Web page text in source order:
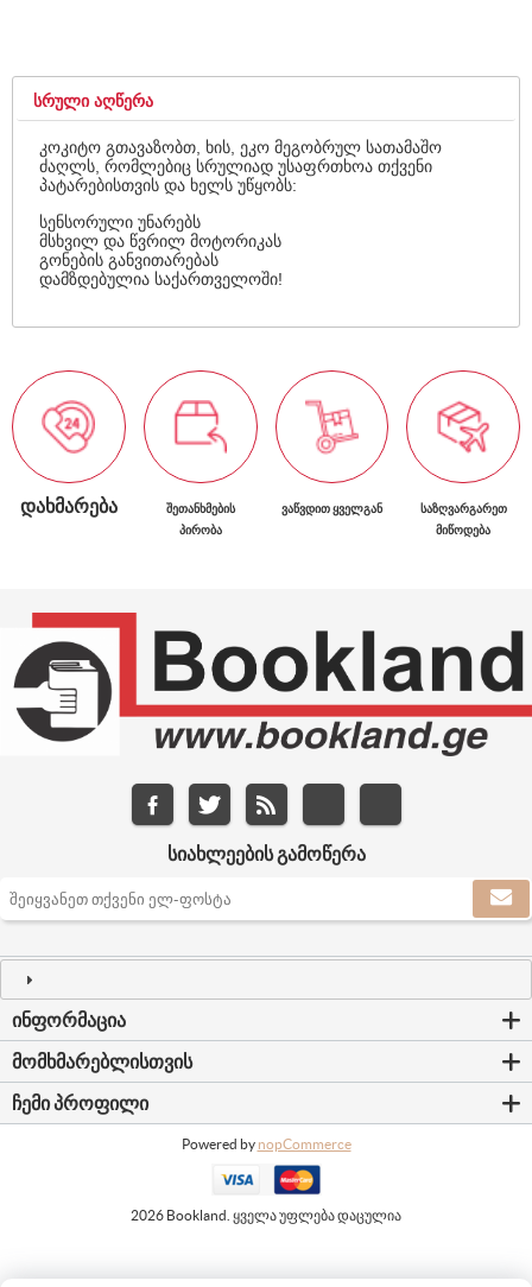
ᲡᲠᲣᲚᲘ ᲐᲦᲬᲔᲠᲐ
კოკიტო გთავაზობთ, ხის, ეკო მეგობრულ სათამაშო
ძაღლს, რომლებიც სრულიად უსაფრთხოა თქვენი
პატარებისთვის და ხელს უწყობს:
სენსორული უნარებს
მსხვილ და წვრილ მოტორიკას
გონების განვითარებას
დამზდებულია საქართველოში!
ᲓᲐᲮᲛᲐᲠᲔᲑᲐ
ᲨᲔᲗᲐᲜᲮᲛᲔᲑᲘᲡ
ᲞᲘᲠᲝᲑᲐ
ᲕᲐᲬᲕᲓᲘᲗ ᲧᲕᲔᲚᲒᲐᲜ
ᲡᲐᲖᲦᲕᲐᲠᲒᲐᲠᲔᲗ
ᲛᲘᲬᲝᲓᲔᲑᲐ
ᲡᲘᲐᲮᲚᲔᲔᲑᲘᲡ ᲒᲐᲛᲝᲬᲔᲠᲐ
ᲘᲜᲤᲝᲠᲛᲐᲪᲘᲐ
ᲛᲝᲛᲮᲛᲐᲠᲔᲑᲚᲘᲡᲗᲕᲘᲡ
ᲩᲔᲛᲘ ᲞᲠᲝᲤᲘᲚᲘ
Powered by nopCommerce
2026 Bookland. ყველა უფლება დაცულია